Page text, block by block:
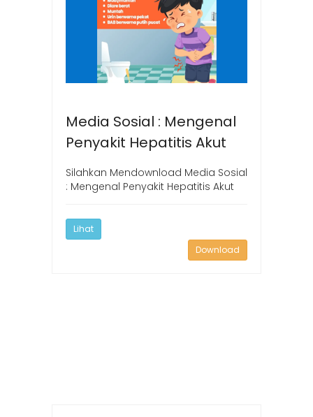
Media Sosial : Mengenal
Penyakit Hepatitis Akut
Silahkan Mendownload Media Sosial
: Mengenal Penyakit Hepatitis Akut
Lihat
Download